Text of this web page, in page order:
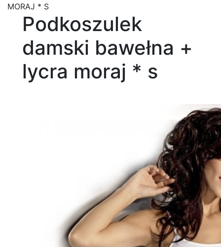
MORAJ * S
Podkoszulek
damski bawełna +
lycra moraj * s